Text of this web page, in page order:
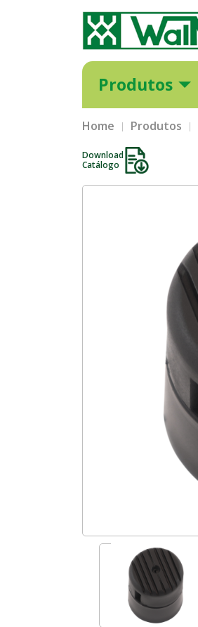
Produtos
Home Produtos
Download
Catálogo